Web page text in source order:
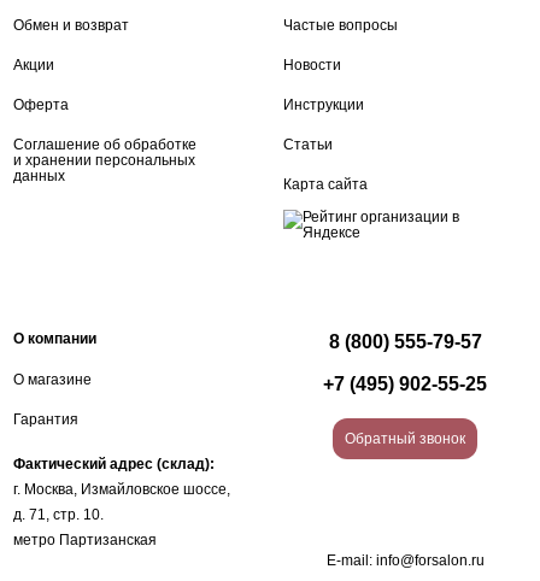
Обмен и возврат
Акции
Оферта
Соглашение об обработке
и хранении персональных
данных
Частые вопросы
Новости
Инструкции
Статьи
Карта сайта
О компании
О магазине
Гарантия
Фактический адрес (склад):
г. Москва, Измайловское шоссе,
д. 71, стр. 10.
метро Партизанская
8 (800) 555-79-57
+7 (495) 902-55-25
Обратный звонок
E-mail: info@forsalon.ru